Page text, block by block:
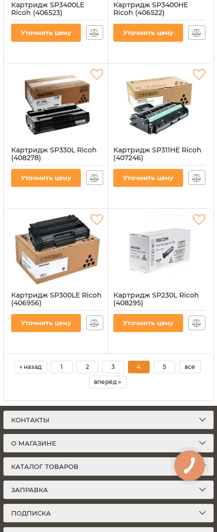
Картридж SP3400LE
Ricoh (406523)
Артикул:CT-RIC-3400LE
Уточнить цену
Картридж SP3400HE
Ricoh (406522)
Артикул:CT-RIC-SP3400HE
Уточнить цену
Картридж SP330L Ricoh
(408278)
Артикул:CT-RIC-SP330L
Уточнить цену
Картридж SP311HE Ricoh
(407246)
Артикул:CT-RIC-SP311
Уточнить цену
Картридж SP300LE Ricoh
(406956)
Артикул:CT-RIC-SP-300
Уточнить цену
Картридж SP230L Ricoh
(408295)
Артикул:CT-RIC-SP230
Уточнить цену
« назад 1 2 3 4 5 все
вперёд »
КОНТАКТЫ
О МАГАЗИНЕ
КАТАЛОГ ТОВАРОВ
ЗАПРАВКА
ПОДПИСКА